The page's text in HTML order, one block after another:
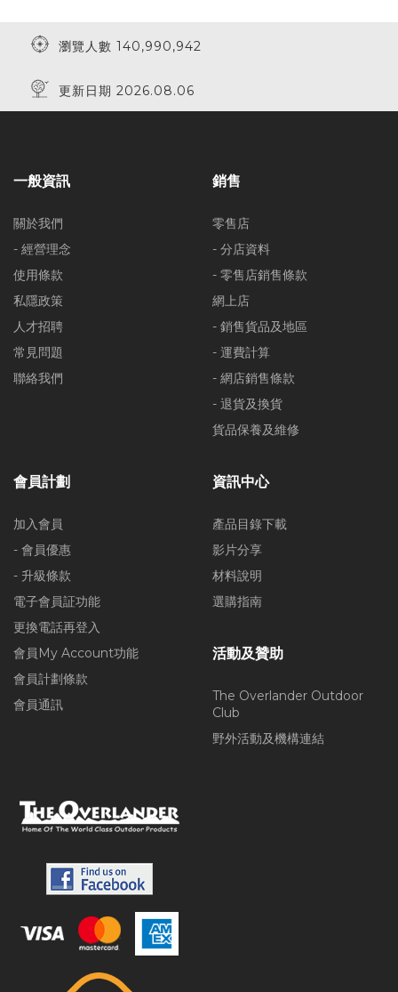
瀏覽人數 140,990,942
更新日期 2026.08.06
一般資訊
關於我們
- 經營理念
使用條款
私隱政策
人才招聘
常見問題
聯絡我們
銷售
零售店
- 分店資料
- 零售店銷售條款
網上店
- 銷售貨品及地區
- 運費計算
- 網店銷售條款
- 退貨及換貨
貨品保養及維修
會員計劃
加入會員
- 會員優惠
- 升級條款
電子會員証功能
更換電話再登入
會員My Account功能
會員計劃條款
會員通訊
資訊中心
產品目錄下載
影片分享
材料說明
選購指南
活動及贊助
The Overlander Outdoor
Club
野外活動及機構連結